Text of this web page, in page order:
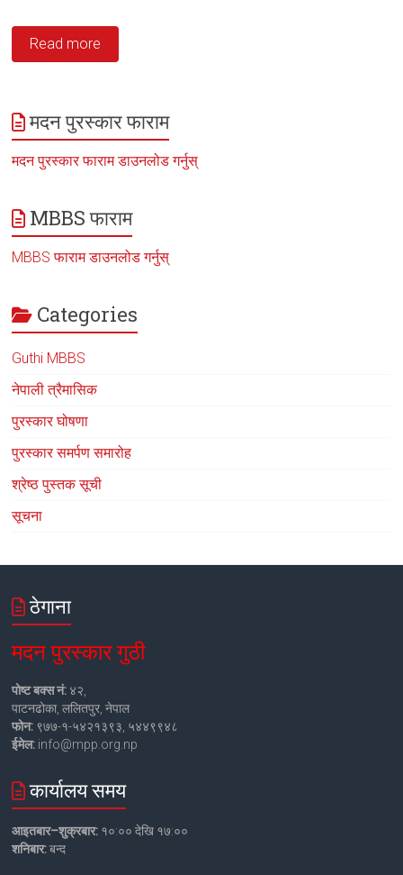
Read more
मदन पुरस्कार फाराम
मदन पुरस्कार फाराम डाउनलोड गर्नुस्
MBBS फाराम
MBBS फाराम डाउनलोड गर्नुस्
Categories
Guthi MBBS
नेपाली त्रैमासिक
पुरस्कार घोषणा
पुरस्कार समर्पण समारोह
श्रेष्ठ पुस्तक सूची
सूचना
ठेगाना
मदन पुरस्कार गुठी
पोष्ट बक्स नं: ४२,
पाटनढोका, ललितपुर, नेपाल
फोन: ९७७-१-५४२१३९३, ५४४९९४८
ईमेल: info@mpp.org.np
कार्यालय समय
आइतबार–शुक्रबार: १०:०० देखि १७:००
शनिबार:बन्द